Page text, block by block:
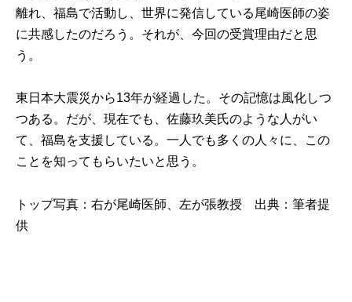
離れ、福島で活動し、世界に発信している尾崎医師の姿
に共感したのだろう。それが、今回の受賞理由だと思
う。
東日本大震災から13年が経過した。その記憶は風化しつ
つある。だが、現在でも、佐藤玖美氏のような人がい
て、福島を支援している。一人でも多くの人々に、この
ことを知ってもらいたいと思う。
トップ写真：右が尾崎医師、左が張教授 出典：筆者提
供